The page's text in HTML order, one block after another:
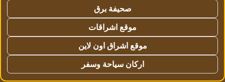
صحيفة برق
موقع اشراقات
موقع اشراق اون لاين
اركان سياحة وسفر